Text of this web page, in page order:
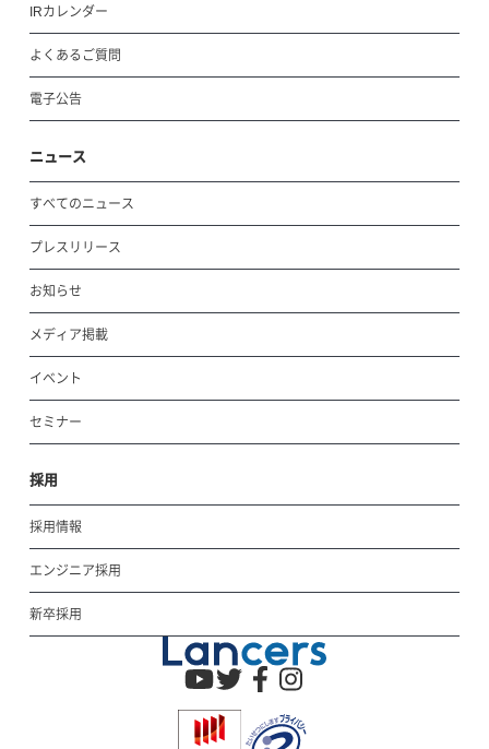
IRカレンダー
よくあるご質問
電子公告
ニュース
すべてのニュース
プレスリリース
お知らせ
メディア掲載
イベント
セミナー
採用
採用情報
エンジニア採用
新卒採用